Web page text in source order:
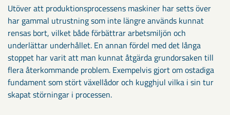
Utöver att produktionsprocessens maskiner har setts över
har gammal utrustning som inte längre används kunnat
rensas bort, vilket både förbättrar arbetsmiljön och
underlättar underhållet. En annan fördel med det långa
stoppet har varit att man kunnat åtgärda grundorsaken till
flera återkommande problem. Exempelvis gjort om ostadiga
fundament som stört växellådor och kugghjul vilka i sin tur
skapat störningar i processen.